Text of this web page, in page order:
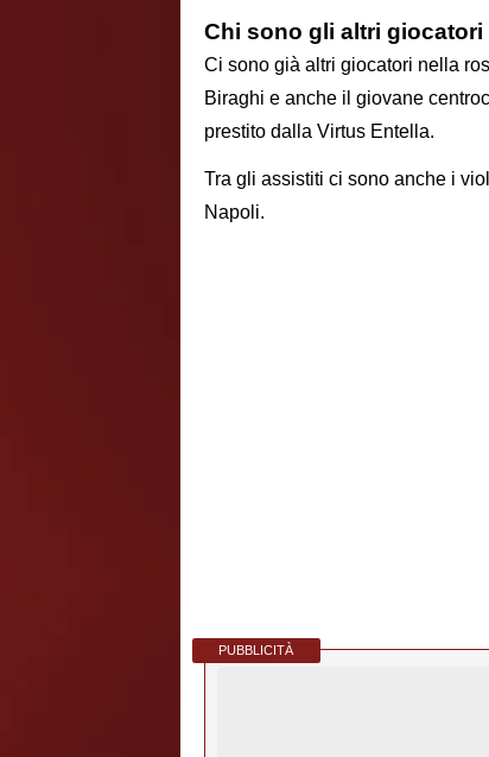
Chi sono gli altri
Ci sono già altri giocatori nella
Biraghi e anche il giovane
prestito dalla Virtus Entella.
Tra gli assistiti ci sono anche i
Napoli.
PUBBLICITÀ